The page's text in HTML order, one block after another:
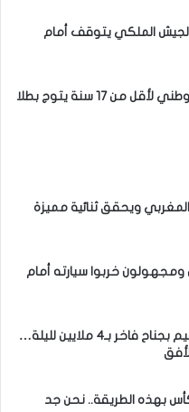
الملكي يتوقف أمام
على عرش شمال إفريقيا: المنتخب الوطني لأقل من 17 سنة يتوج بطلا
ويحقق ثنائية مميزة
خربوا سيارته أمام
زياش يتقاضى 200 مليون شهريا ويقيم بجناح فاخر بـ4 ملايين لليلة…
بهذه الطريقة.. نحن جد